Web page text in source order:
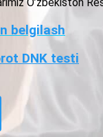
belgilash
DNK testi